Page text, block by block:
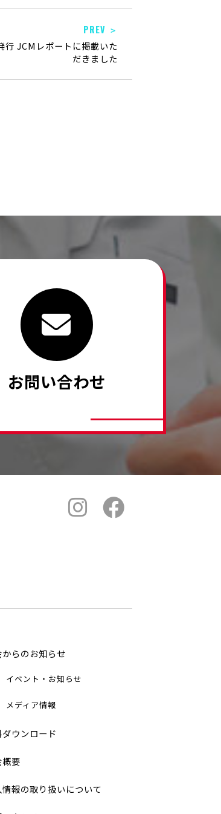
PREV ＞
行 JCMレポートに掲載いた
だきました
お問い合わせ
からのお知らせ
イベント・お知らせ
メディア情報
ダウンロード
要
情報の取り扱いについて